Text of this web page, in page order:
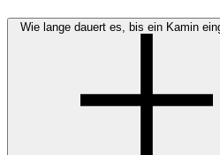
Wie lange dauert es, bis ein Kamin